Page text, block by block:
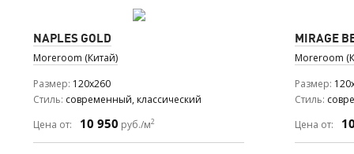
NAPLES GOLD
Moreroom (Китай)
Размер 120x260
Стиль современный, классический
Цена от:
10 950 руб./м2
MIRAGE
Moreroom
Размер
Стиль
Цена от: